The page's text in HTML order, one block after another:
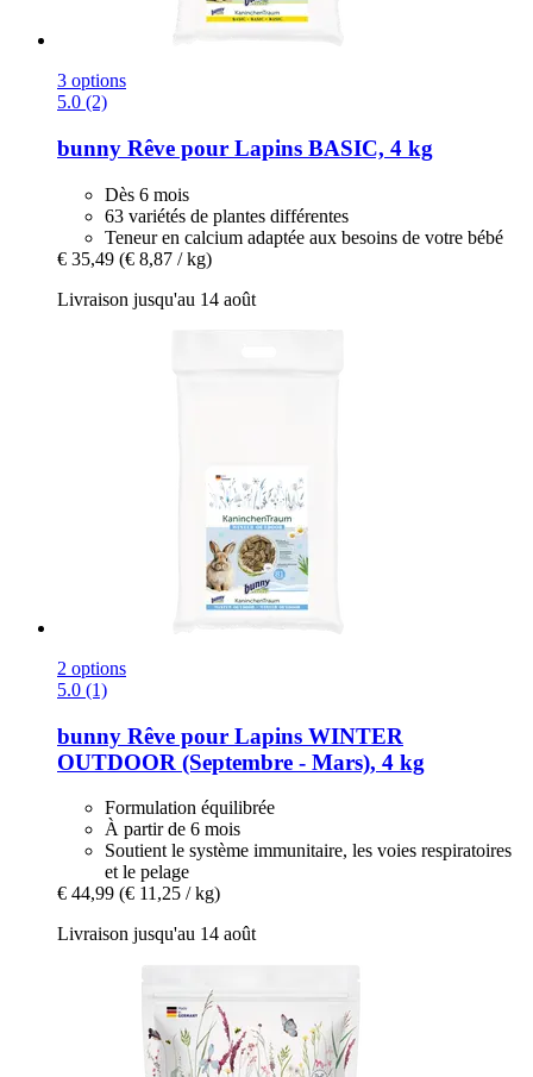
3 options
5.0 (2)
bunny Rêve pour Lapins BASIC, 4 kg
Dès 6 mois
63 variétés de plantes différentes
Teneur en calcium adaptée aux besoins de votre bébé
€ 35,49 (€ 8,87 / kg)
Livraison jusqu'au 14 août
2 options
5.0 (1)
bunny Rêve pour Lapins WINTER
OUTDOOR (Septembre -​ Mars), 4 kg
Formulation équilibrée
À partir de 6 mois
Soutient le système immunitaire, les voies respiratoires
et le pelage
€ 44,99 (€ 11,25 / kg)
Livraison jusqu'au 14 août